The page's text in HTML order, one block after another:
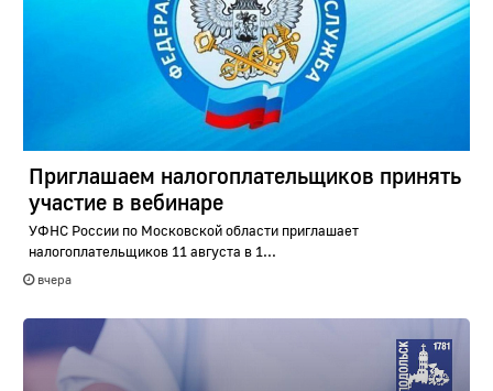
Приглашаем налогоплательщиков принять
участие в вебинаре
УФНС России по Московской области приглашает
налогоплательщиков 11 августа в 1...
вчера